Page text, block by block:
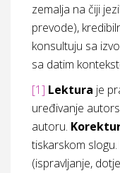
zemalja na čiji
prevode),
konsultuju sa
sa datim
[1] Lektura je
uređivanje
autoru.
tiskarskom slogu.
(ispravljanje,